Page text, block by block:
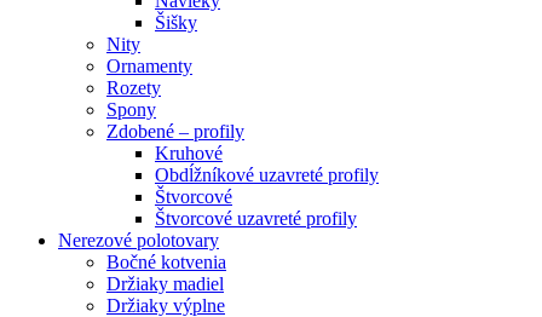
Šišky
Nity
Ornamenty
Rozety
Spony
Zdobené – profily
Kruhové
Obdĺžníkové uzavreté profily
Štvorcové
Štvorcové uzavreté profily
Nerezové polotovary
Bočné kotvenia
Držiaky madiel
Držiaky výplne